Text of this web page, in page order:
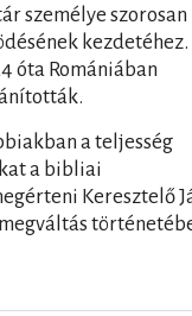
személye szorosan
kezdetéhez.
óta Romániában
a teljesség
a bibliai
Keresztelő